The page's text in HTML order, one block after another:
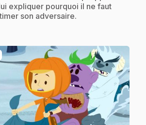
expliquer pourquoi il ne faut
son adversaire.